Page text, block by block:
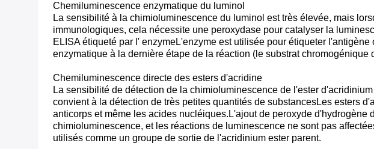
Chemiluminescence enzymatique du luminol
La sensibilité à la chimioluminescence du luminol est très élevée, mais
immunologiques, cela nécessite une peroxydase pour catalyser la
ELISA étiqueté par l' enzymeL'enzyme est utilisée pour étiqueter
enzymatique à la dernière étape de la réaction (le substrat chromogénique
Chemiluminescence directe des esters d'acridine
La sensibilité de détection de la chimioluminescence de l'ester
convient à la détection de très petites quantités de substancesLes esters
anticorps et même les acides nucléiques.L'ajout de peroxyde
chimioluminescence, et les réactions de luminescence ne sont pas
utilisés comme un groupe de sortie de l'acridinium ester parent.